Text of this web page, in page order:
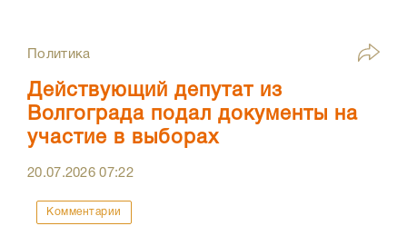
Политика
Действующий депутат из
Волгограда подал документы на
участие в выборах
20.07.202607:22
Комментарии